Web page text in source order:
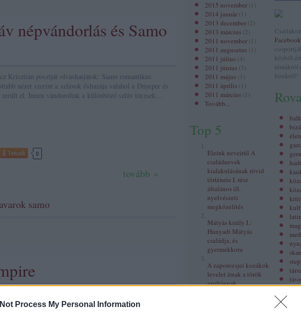
Process My Personal Information
Facebook
kézből
témákról
hírekről!
2015 november ( 1 )
2014 január ( 1 )
2013 december (2 )
2013 március (2 )
2011 november ( 1 )
2011 augusztus ( 1 )
2011 július (4)
2011 június (3 )
2011 május ( 1 )
2011 április ( 1 )
2011 március ( 1 )
Tovább...
Top 5
Eleink neveirül A
családnevek
kialakulásának rövid
története I. rész
általános ill.
nyelvészeti
megközelítés
Mátyás király I.:
Hunyadi Mátyás
családja, és
gyermekkora
A zaporozsjei kozákok
levelet írnak a török
szultánnak
népvándorlás és Samo
Krisztián posztját olvashatjátok: Samo romantikus
nézet szerint a szlávok őshazája valahol a Dnyeper és
el. Innen vándoroltak a különböző szláv törzsek…
Tetszik 0
tovább »
avarok samo
kifejezés, néha tévesen lovászfiúként, kengyelfogóként